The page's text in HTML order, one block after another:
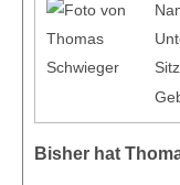
Bisher hat